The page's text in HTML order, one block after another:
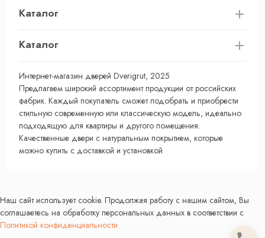
Каталог
Каталог
Интернет-магазин дверей Dverigrut, 2025
Предлагаем широкий ассортимент продукции от российских
фабрик. Каждый покупатель сможет подобрать и приобрести
стильную современную или классическую модель, идеально
подходящую для квартиры и другого помещения.
Качественные двери с натуральным покрытием, которые
можно купить с доставкой и установкой
Наш сайт использует cookie. Продолжая работу с нашим сайтом, Вы
соглашаетесь на обработку персональных данных в соответствии с
Политикой конфиденциальности